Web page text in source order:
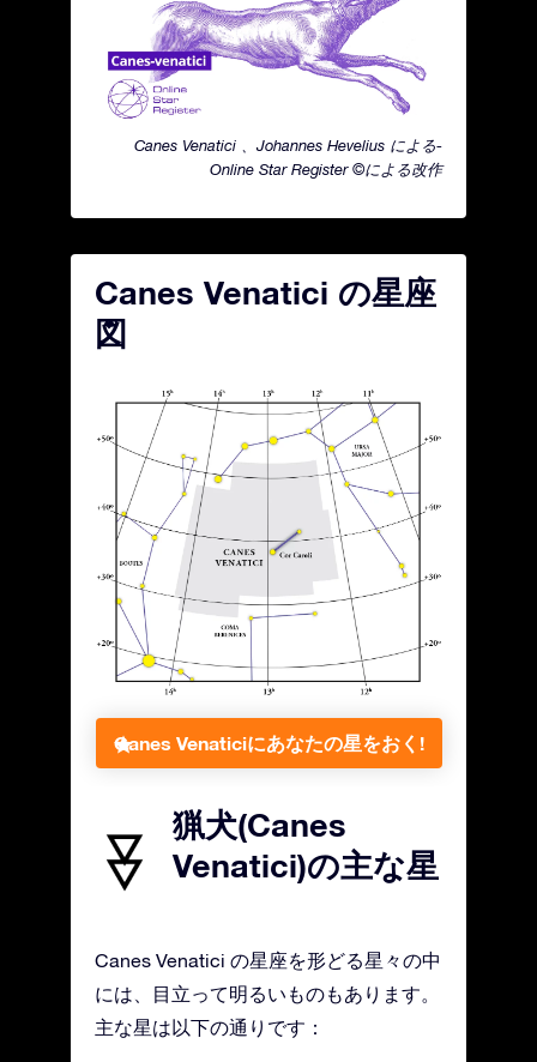
Canes Venatici 、Johannes Hevelius による-
Online Star Register ©による改作
Canes Venatici の星座
図
Canes Venaticiにあなたの星をおく!
猟犬(Canes
Venatici)の主な星
Canes Venatici の星座を形どる星々の中
には、目立って明るいものもあります。
主な星は以下の通りです：